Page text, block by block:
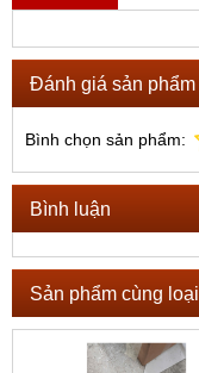
Đánh giá sản phẩm
Bình chọn sản phẩm:
Bình luận
Sản phẩm cùng loại